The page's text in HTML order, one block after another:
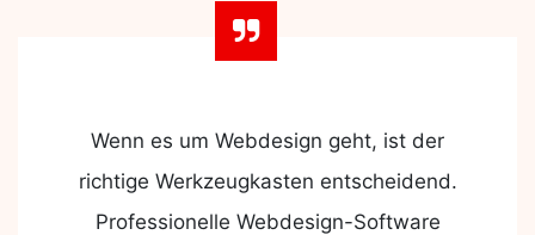
Wenn es um Webdesign geht, ist der
richtige Werkzeugkasten entscheidend.
Professionelle Webdesign-Software